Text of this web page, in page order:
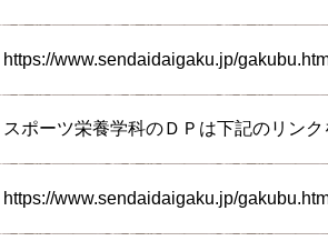
https://www.sendaidaigaku.jp/
スポーツ栄養学科のＤＰは下記のリン
https://www.sendaidaigaku.jp/